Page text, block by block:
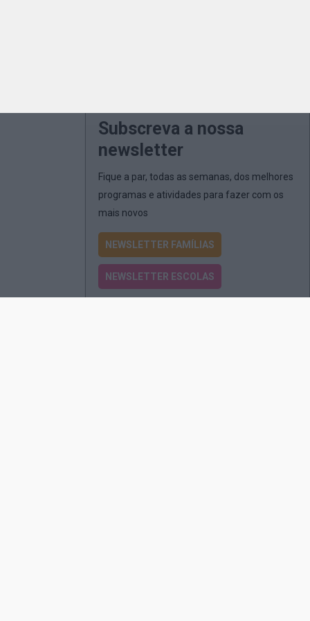
Subscreva a nossa
newsletter
Fique a par, todas as semanas, dos melhores
programas e atividades para fazer com os
mais novos
NEWSLETTER FAMÍLIAS
NEWSLETTER ESCOLAS